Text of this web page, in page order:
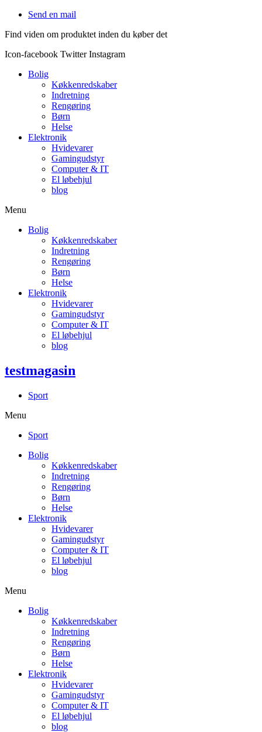
Videre
indhold
Send en mail
Find viden om produktet inden du køber det
Icon-facebook Twitter Instagram
Bolig
Køkkenredskaber
Indretning
Rengøring
Børn
Helse
Elektronik
Hvidevarer
Gamingudstyr
Computer & IT
El løbehjul
blog
Menu
Bolig
Køkkenredskaber
Indretning
Rengøring
Børn
Helse
Elektronik
Hvidevarer
Gamingudstyr
Computer & IT
El løbehjul
blog
testmagasin
Sport
Menu
Sport
Bolig
Køkkenredskaber
Indretning
Rengøring
Børn
Helse
Elektronik
Hvidevarer
Gamingudstyr
Computer & IT
El løbehjul
blog
Menu
Bolig
Køkkenredskaber
Indretning
Rengøring
Børn
Helse
Elektronik
Hvidevarer
Gamingudstyr
Computer & IT
El løbehjul
blog